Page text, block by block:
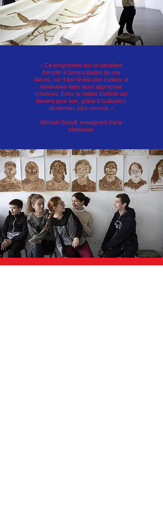
« Ce programme est un excellent
tremplin à l’émancipation de nos
élèves, car il les révèle plus curieux et
téméraires dans leurs approches
créatives. Enfin, le métier d’artiste est
devenu pour eux, grâce à Culture(s)
de demain, plus concret. »
Mickaël Girault, enseignant d’arts
plastiques